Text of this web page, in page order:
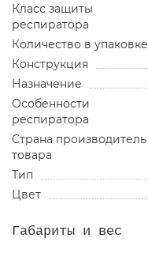
Класс защиты
респиратора
Количество в упаковке
Конструкция
Назначение
Особенности
респиратора
Страна производитель
товара
Тип
Цвет
Габариты и вес